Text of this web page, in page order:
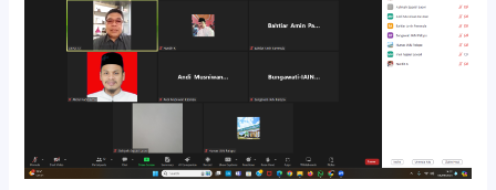
Implementasi
Kurikulum